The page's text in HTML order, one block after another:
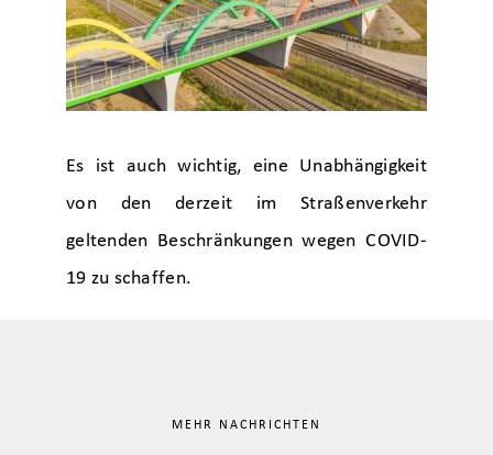
Es ist auch wichtig, eine Unabhängigkeit
von den derzeit im Straßenverkehr
geltenden Beschränkungen wegen COVID-
19 zu schaffen.
MEHR NACHRICHTEN